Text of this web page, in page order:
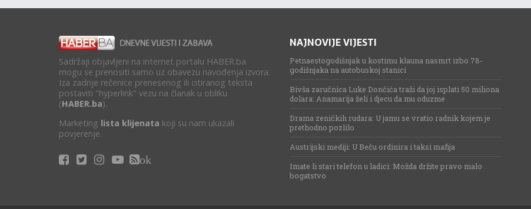
Sadržaji objavljeni na internet portalu HABER.ba
mogu se prenositi samo uz obavezu navođenja izvora.
Iza zadnje rečenice prenesenog ili citiranog teksta
postaviti "hyperlink" vezu na članak u obliku
(HABER.ba).
Marketing lista klijenata koji su nam ukazali
povjerenje.
ok
NAJNOVIJE VIJESTI
Petnaestogodišnjak u kostimu klauna nasmrt izbo 78-
godišnjaka na autobuskoj stanici
Bivša zaručnica Luke Dončića traži da joj isplati 50 miliona
dolara: Anamarija želi i djecu da mu oduzme
Drama zeničkih rudara: U jamu se vratio radnik kojem je
prethodno pozlilo
Austrijski mediji: U Beču ordinira i taksi mafija
Imate li stari telefon u ladici: Možda držite pravo malo
bogatstvo